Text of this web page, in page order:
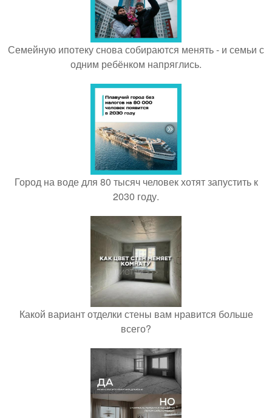
Семейную ипотеку снова собираются менять - и семьи с
одним ребёнком напряглись.
Город на воде для 80 тысяч человек хотят запустить к
2030 году.
Какой вариант отделки стены вам нравится больше
всего?